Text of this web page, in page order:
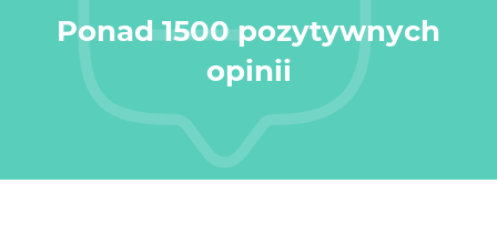
Ponad 1500 pozytywnych
opinii